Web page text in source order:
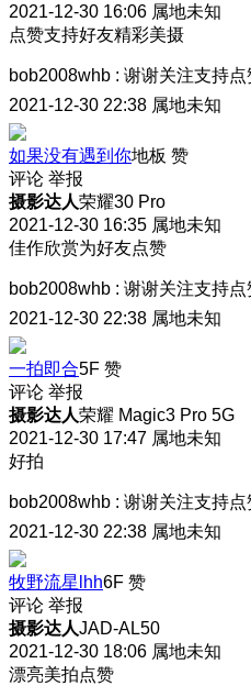
2021-12-30 16:06 属地未知
点赞支持好友精彩美摄
bob2008whb : 谢谢关注支持点
2021-12-30 22:38 属地未知
如果没有遇到你地板 赞
评论 举报
摄影达人荣耀30 Pro
2021-12-30 16:35 属地未知
佳作欣赏为好友点赞
bob2008whb : 谢谢关注支持点
2021-12-30 22:38 属地未知
一拍即合5F 赞
评论 举报
摄影达人荣耀 Magic3 Pro 5G
2021-12-30 17:47 属地未知
好拍
bob2008whb : 谢谢关注支持点
2021-12-30 22:38 属地未知
牧野流星lhh6F 赞
评论 举报
摄影达人JAD-AL50
2021-12-30 18:06 属地未知
漂亮美拍点赞